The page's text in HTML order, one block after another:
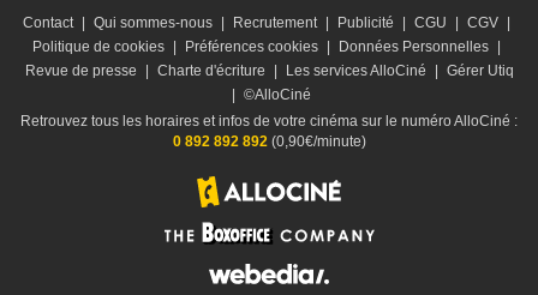
Contact Qui sommes-nous Recrutement Publicité CGU CGV
Politique de cookies
Préférences cookies Données Personnelles
Revue de presse
Charte d'écriture Les services AlloCiné
Gérer Utiq
©AlloCiné
Retrouvez tous les horaires et infos de votre cinéma sur le numéro AlloCiné :
0 892 892 892(0,90€/minute)